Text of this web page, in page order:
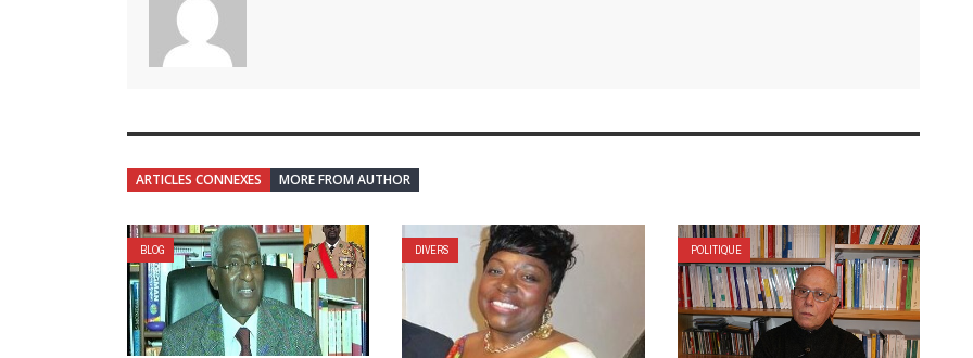
ARTICLES CONNEXES MORE FROM AUTHOR
BLOG DIVERS POLITIQUE